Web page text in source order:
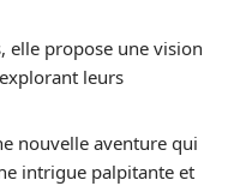
elle propose une vision
leurs
nouvelle aventure qui
intrigue palpitante et